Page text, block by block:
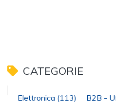
CATEGORIE
Elettronica (113) B2B -